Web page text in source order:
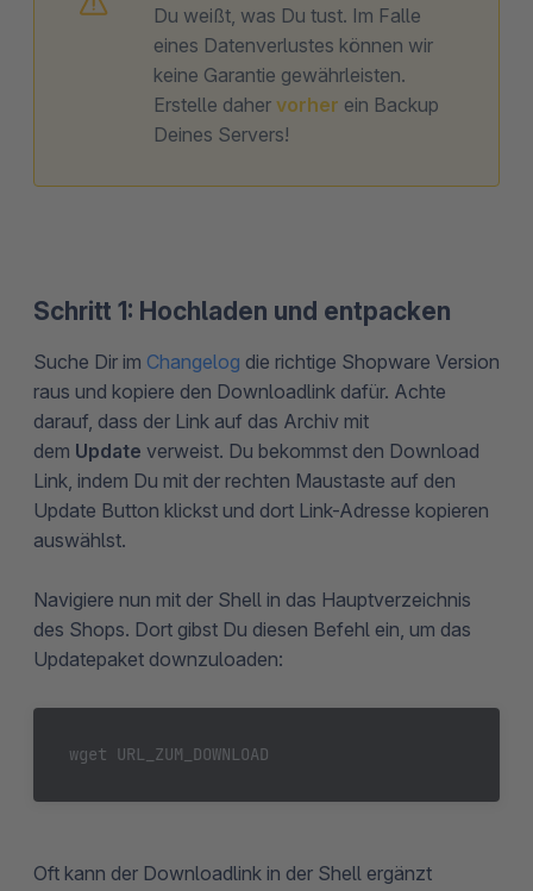
Du weißt, was Du tust. Im Falle
eines Datenverlustes können wir
keine Garantie gewährleisten.
Erstelle daher vorher ein Backup
Deines Servers!
Schritt 1: Hochladen und entpacken
Suche Dir im Changelog die richtige Shopware Version
raus und kopiere den Downloadlink dafür. Achte
darauf, dass der Link auf das Archiv mit
dem Update verweist. Du bekommst den Download
Link, indem Du mit der rechten Maustaste auf den
Update Button klickst und dort Link-Adresse kopieren
auswählst.
Navigiere nun mit der Shell in das Hauptverzeichnis
des Shops. Dort gibst Du diesen Befehl ein, um das
Updatepaket downzuloaden:
wget URL_ZUM_DOWNLOAD
Oft kann der Downloadlink in der Shell ergänzt